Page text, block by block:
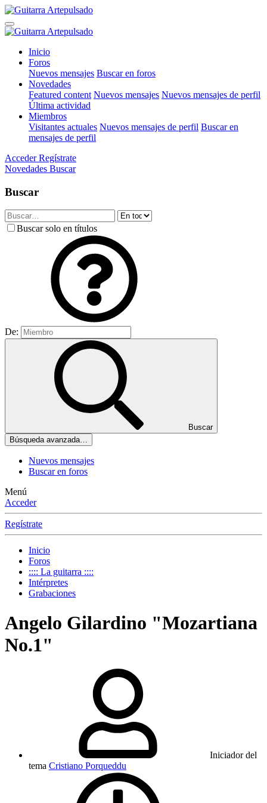
Inicio
Foros
Nuevos mensajes Buscar en foros
Novedades
Featured content Nuevos mensajes Nuevos mensajes de perfil
Última actividad
Miembros
Visitantes actuales Nuevos mensajes de perfil Buscar en
mensajes de perfil
Acceder Regístrate
Novedades Buscar
Buscar
Buscar solo en títulos
De:
Buscar
Búsqueda avanzada…
Nuevos mensajes
Buscar en foros
Menú
Acceder
Regístrate
Inicio
Foros
:::: La guitarra ::::
Intérpretes
Grabaciones
Angelo Gilardino "Mozartiana
No.1"
Iniciador del
tema Cristiano Porqueddu